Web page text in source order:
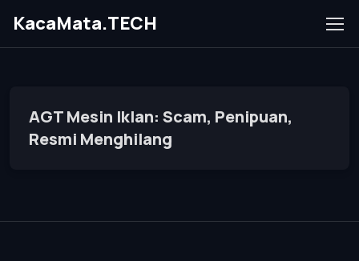
KacaMata.TECH
AGT Mesin Iklan: Scam, Penipuan,
Resmi Menghilang